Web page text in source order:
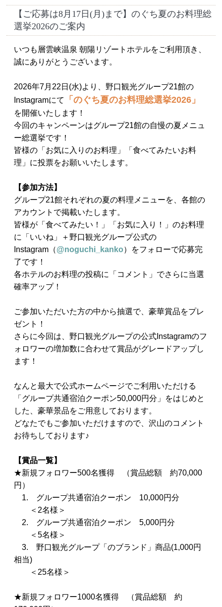
【ご応募は8月17日(月)まで】のぐち夏のお料理総
選挙2026のご案内
いつも層雲峡温泉 朝陽リゾートホテルをご利用頂き、
誠にありがとうございます。
2026年7月22日(水)より、野口観光グループ21館の
Instagramにて
「のぐち夏のお料理総選挙2026」
を開催いたします！
今回のキャンペーンはグループ21館の自慢の夏メニュ
ー総選挙です！
皆様の「お気に入りのお料理」「食べてみたいお料
理」に投票をお願いいたします。
【参加方法】
グループ21館それぞれの夏の料理メニューを、各館の
アカウントで掲載いたします。
皆様が「食べてみたい！」「お気に入り！」のお料理
に「いいね」＋野口観光グループ公式の
Instagram（@noguchi_kanko）をフォローで応募完
了です！
各ホテルのお料理の投稿に「コメント」でさらに当選
確率アップ！
ご参加いただいた方の中から抽選で、豪華賞品をプレ
ゼント！
さらに今回は、野口観光グループの公式Instagramのフ
ォロワーの増加数に合わせて賞品がグレードアップし
ます！
なんと最大で公式ホームページでご利用いただける
「グループ共通宿泊クーポン50,000円分」をはじめと
した、豪華景品をご用意しております。
どなたでもご参加いただけますので、沢山のコメント
お待ちしております♪
【賞品一覧】
★新規フォロワー500名獲得 （賞品総額 約70,000
円）
1. グループ共通宿泊クーポン 10,000円分
＜2名様＞
2. グループ共通宿泊クーポン 5,000円分
＜5名様＞
3. 野口観光グループ「のブランド」商品(1,000円
相当)
＜25名様＞
★新規フォロワー1000名獲得 （賞品総額 約